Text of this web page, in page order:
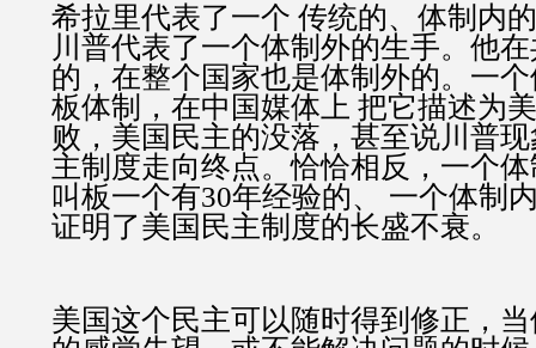
希拉里代表了一个 传统的、体制内
川普代表了一个体制外的生手。他
的，在整个国家也是体制外的。一
板体制，在中国媒体上 把它描述为
败，美国民主的没落，甚至说川普
主制度走向终点。恰恰相反，一个
叫板一个有30年经验的、 一个体制
证明了美国民主制度的长盛不衰。
美国这个民主可以随时得到修正，